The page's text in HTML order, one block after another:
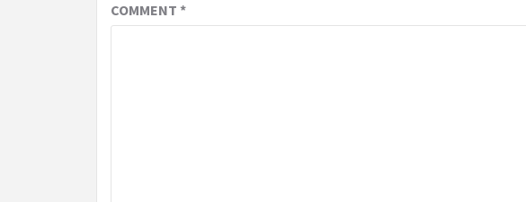
COMMENT *